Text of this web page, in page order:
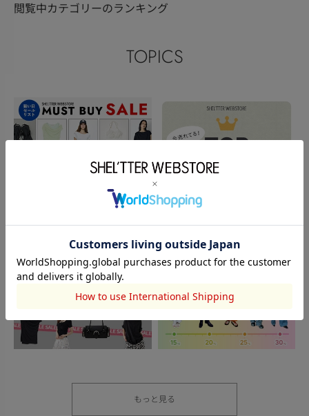
閲覧中カテゴリーのランキング
TOPICS
もっと見る